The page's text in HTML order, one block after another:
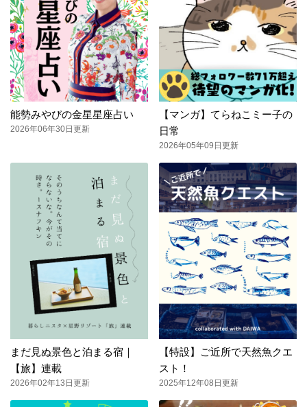
能勢みやびの金星星座占い
2026年06年30日更新
【マンガ】てらねこミー子の
日常
2026年05年09日更新
まだ見ぬ景色と泊まる宿｜
【旅】連載
2026年02年13日更新
【特設】ご近所で天然魚クエ
スト！
2025年12年08日更新